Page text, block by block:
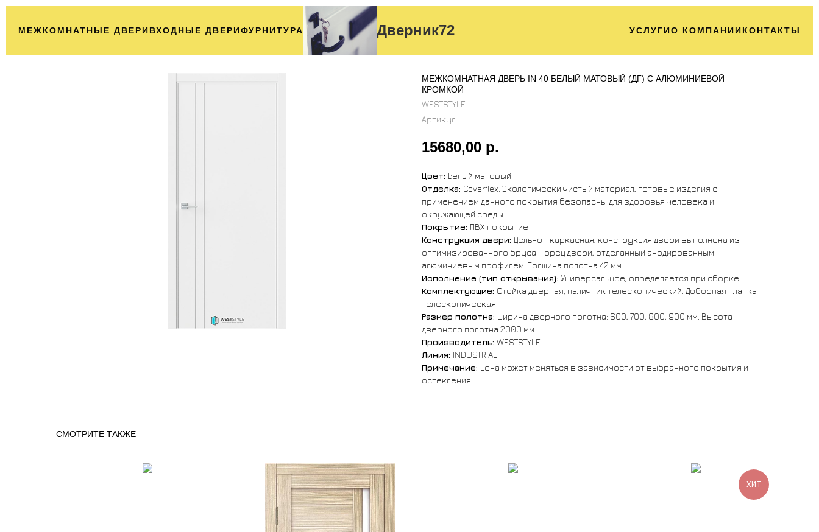
МЕЖКОМНАТНЫЕ ДВЕРИВХОДНЫЕ ДВЕРИФУРНИТУРА Дверник72 УСЛУГИО КОМПАНИИКОНТАКТЫ
МЕЖКОМНАТНАЯ ДВЕРЬ IN 40 БЕЛЫЙ МАТОВЫЙ (ДГ) С АЛЮМИНИЕВОЙ
КРОМКОЙ
WESTSTYLE
Артикул:
15680,00 р.
Цвет: Белый матовый
Отделка: Coverflex. Экологически чистый материал, готовые изделия с
применением данного покрытия безопасны для здоровья человека и
окружающей среды.
Покрытие: ПВХ покрытие
Конструкция двери: Цельно - каркасная, конструкция двери выполнена из
оптимизированного бруса. Торец двери, отделанный анодированным
алюминиевым профилем. Толщина полотна 42 мм.
Исполнение (тип открывания): Универсальное, определяется при сборке.
Комплектующие: Стойка дверная, наличник телескопический. Доборная планка
телескопическая
Размер полотна: Ширина дверного полотна: 600, 700, 800, 900 мм. Высота
дверного полотна 2000 мм.
Производитель: WESTSTYLE
Линия: INDUSTRIAL
Примечание: Цена может меняться в зависимости от выбранного покрытия и
остекления.
СМОТРИТЕ ТАКЖЕ
ХИТ